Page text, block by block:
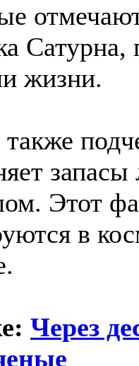
жизни.
также
Этот
в
Через